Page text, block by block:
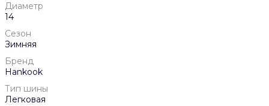
Диаметр
14
Сезон
Зимняя
Бренд
Hankook
Тип шины
Легковая